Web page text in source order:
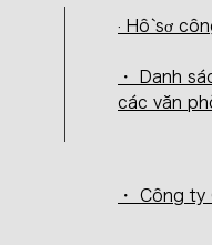
· Hồ sơ
・ Danh
các văn
・ Công ty